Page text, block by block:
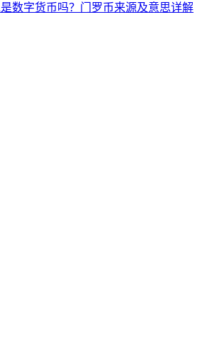
数字货币吗？门罗币来源及意思详解